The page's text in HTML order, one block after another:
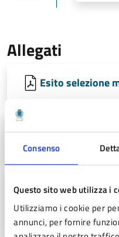
Consenso
Questo sito web utilizza i
Utilizziamo i cookie per
annunci, per fornire
Allegati
Esito selezione
Bando Mobilità
Scuola (PDF - 91
Ammissione
Colloquio
Scuola (PDF - 26